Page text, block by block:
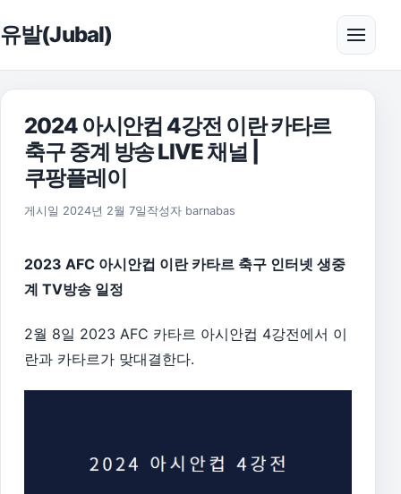
유발(Jubal) 메뉴
2024 아시안컵 4강전 이란 카타르
축구 중계 방송 LIVE 채널 |
쿠팡플레이
게시일 2024년 2월 7일 2026년 8월 1일
작성자 barnabas
2023 AFC 아시안컵 이란 카타르 축구 인터넷 생중
계 TV방송 일정
2월 8일 2023 AFC 카타르 아시안컵 4강전에서 이
란과 카타르가 맞대결한다.